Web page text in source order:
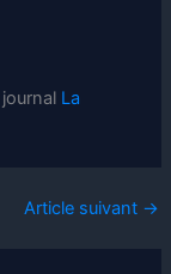
La
Article suivant →